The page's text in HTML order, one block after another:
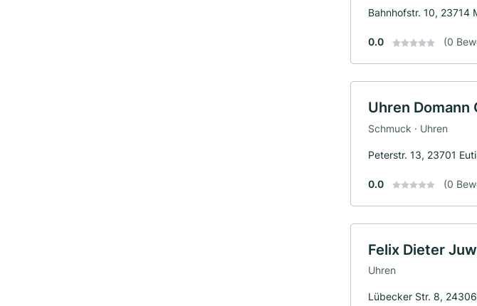
Bahnhofstr. 10, 23714
0.0 (0
Uhren Domann
Schmuck · Uhren
Peterstr. 13, 23701
0.0 (0
Felix Dieter
Uhren
Lübecker Str. 8,